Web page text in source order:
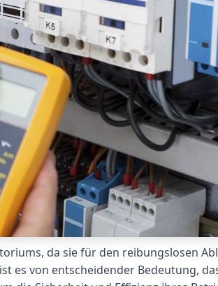
da sie für den reibungslosen
es von entscheidender Bedeutung,